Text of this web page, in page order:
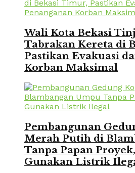
Wali Kota Bekasi
Tabrakan Kereta di
Pastikan Evakuasi
Korban Maksimal
Pembangunan
Merah Putih di
Tanpa Papan
Gunakan Listrik